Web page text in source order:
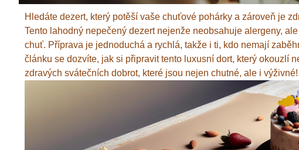
Hledáte dezert, který potěší vaše chuťové pohárky a zároveň je
Tento lahodný nepečený dezert nejenže neobsahuje alergeny,
chuť. Příprava je jednoduchá a rychlá, takže i ti, kdo nemají
článku se dozvíte, jak si připravit tento luxusní dort, který okouzlí
zdravých svátečních dobrot, které jsou nejen chutné, ale i výživné!